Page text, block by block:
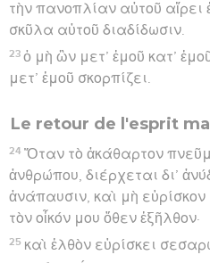
τὴν πανοπλίαν αὐτοῦ αἴρει
σκῦλα αὐτοῦ διαδίδωσιν.
23 ὁ μὴ ὢν μετ’ ἐμοῦ κατ’
μετ’ ἐμοῦ σκορπίζει.
Le retour de l'esprit
24 Ὅταν τὸ ἀκάθαρτον
ἀνθρώπου, διέρχεται δι’
ἀνάπαυσιν, καὶ μὴ
τὸν οἶκόν μου ὅθεν ἐξῆλθον·
25 καὶ ἐλθὸν εὑρίσκει